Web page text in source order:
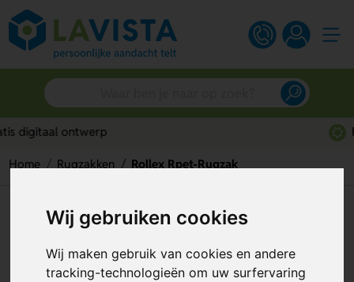
Wij gebruiken cookies
Wij maken gebruik van cookies en andere
tracking-technologieën om uw surfervaring
Home Rugzakken Rollex Rpet-Rugzak
Rollex Rpet-Rugzak